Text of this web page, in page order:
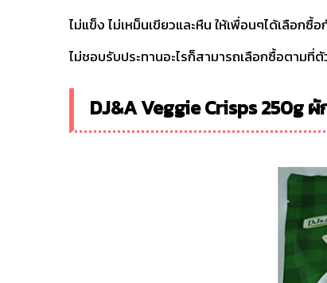
ไม่แข็ง ไม่เหม็นเขียวและหืน ให้เพื่อนๆได้เลือ
ไม่ชอบรับประทานอะไรก็สามารถเลือกซื้อตามที่
DJ&A Veggie Crisps 250g